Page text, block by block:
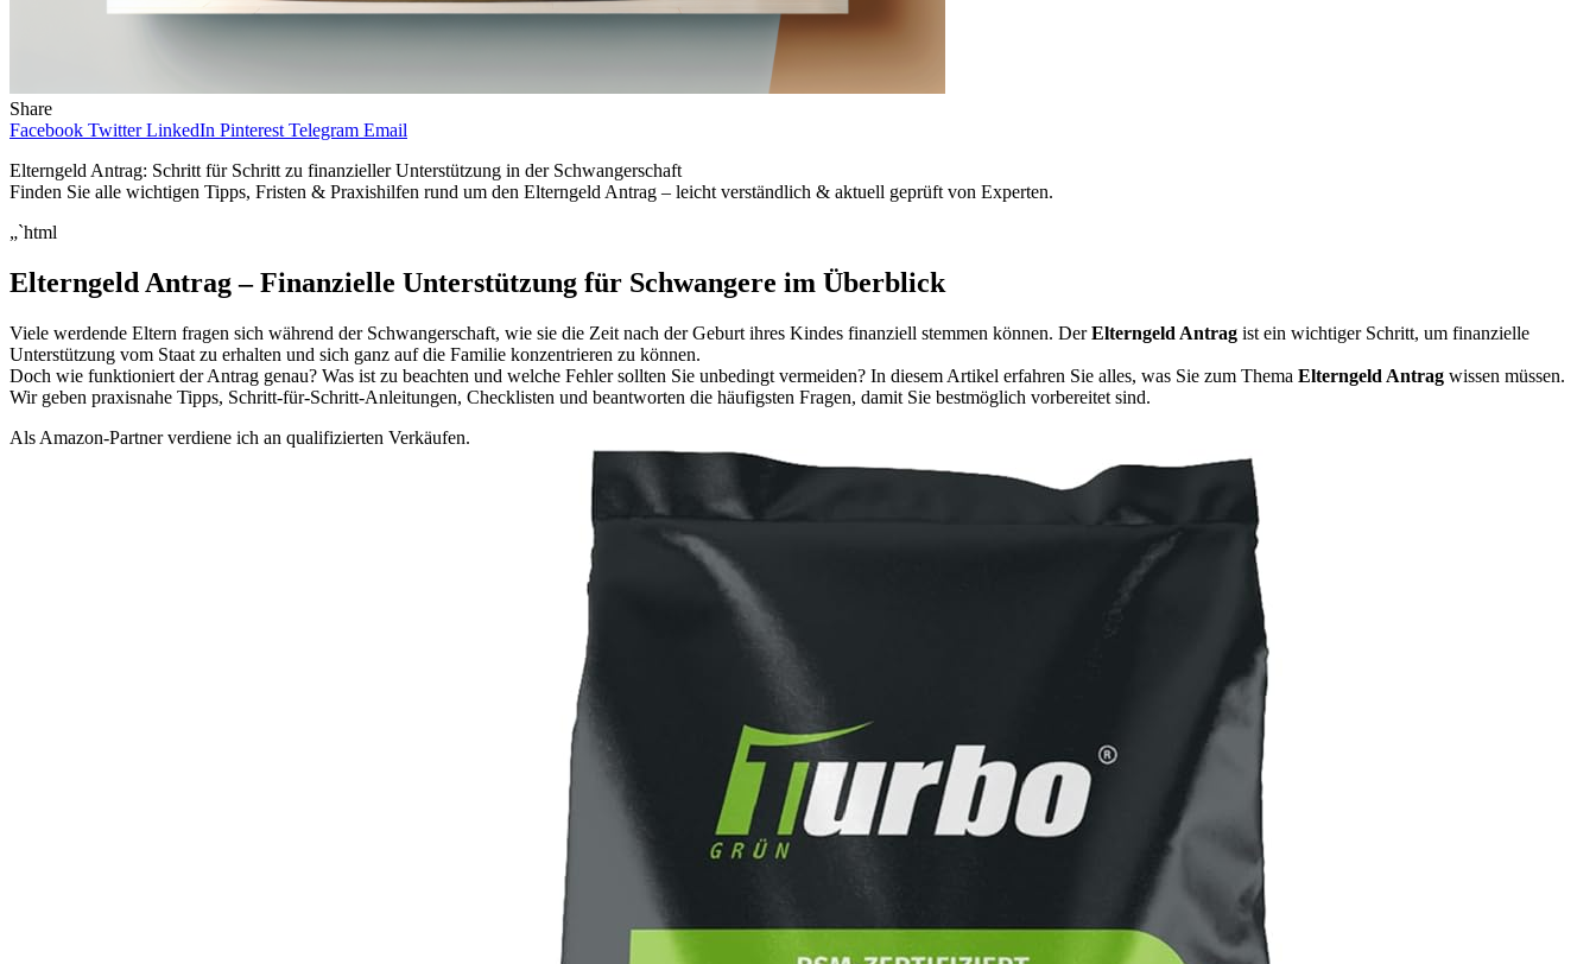
Share
Facebook Twitter LinkedIn Pinterest Telegram Email
Elterngeld Antrag: Schritt für Schritt zu finanzieller Unterstützung in der Schwangerschaft
Finden Sie alle wichtigen Tipps, Fristen & Praxishilfen rund um den Elterngeld Antrag – leicht verständlich & aktuell geprüft von Experten.
„`html
Elterngeld Antrag – Finanzielle Unterstützung für Schwangere im Überblick
Viele werdende Eltern fragen sich während der Schwangerschaft, wie sie die Zeit nach der Geburt ihres Kindes finanziell stemmen können. DerElterngeld Antrag ist ein wichtiger Schritt, um finanzielle
Unterstützung vom Staat zu erhalten und sich ganz auf die Familie konzentrieren zu können.
Doch wie funktioniert der Antrag genau? Was ist zu beachten und welche Fehler sollten Sie unbedingt vermeiden? In diesem Artikel erfahren Sie alles, was Sie zum Thema Elterngeld Antrag wissen müssen.
Wir geben praxisnahe Tipps, Schritt-für-Schritt-Anleitungen, Checklisten und beantworten die häufigsten Fragen, damit Sie bestmöglich vorbereitet sind.
Als Amazon-Partner verdiene ich an qualifizierten Verkäufen.